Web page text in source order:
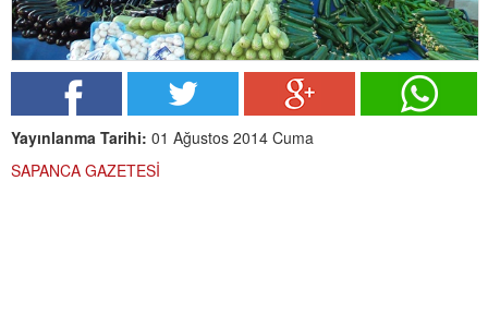
Yayınlanma Tarihi: 01 Ağustos 2014 Cuma
SAPANCA GAZETESİ